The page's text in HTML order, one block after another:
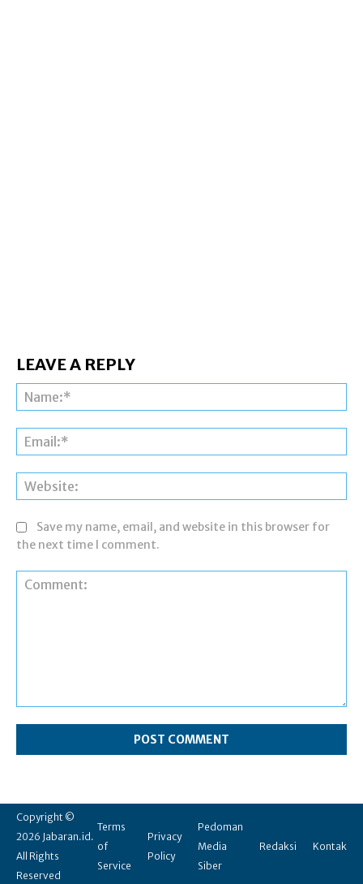
LEAVE A REPLY
Save my name, email, and website in this browser for
the next time I comment.
Copyright ©
2026 Jabaran.id.
All Rights
Reserved
Terms
of
Service
Privacy
Policy
Pedoman
Media
Siber
Redaksi Kontak